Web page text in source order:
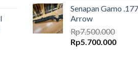
halaman
produk
adalah:
Rp2.800.000.
ini
Senapan Gamo .177
Arrow
Rp7.500.000
Harga
Rp5.700.000Harga